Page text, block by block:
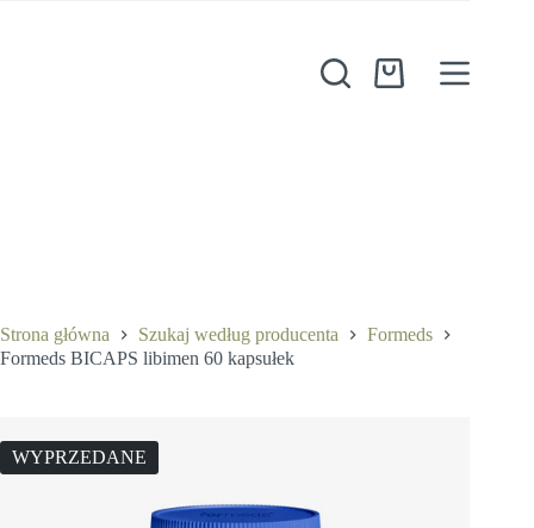
Koszyk
Strona główna Szukaj według producenta
Formeds
Formeds BICAPS libimen 60 kapsułek
WYPRZEDANE